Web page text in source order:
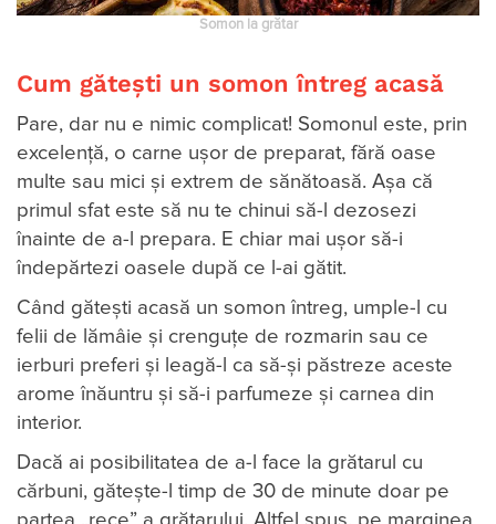
Somon la grătar
Cum gătești un somon întreg acasă
Pare, dar nu e nimic complicat! Somonul este, prin
excelență, o carne ușor de preparat, fără oase
multe sau mici și extrem de sănătoasă. Așa că
primul sfat este să nu te chinui să-l dezosezi
înainte de a-l prepara. E chiar mai ușor să-i
îndepărtezi oasele după ce l-ai gătit.
Când gătești acasă un somon întreg, umple-l cu
felii de lămâie și crenguțe de rozmarin sau ce
ierburi preferi și leagă-l ca să-și păstreze aceste
arome înăuntru și să-i parfumeze și carnea din
interior.
Dacă ai posibilitatea de a-l face la grătarul cu
cărbuni, gătește-l timp de 30 de minute doar pe